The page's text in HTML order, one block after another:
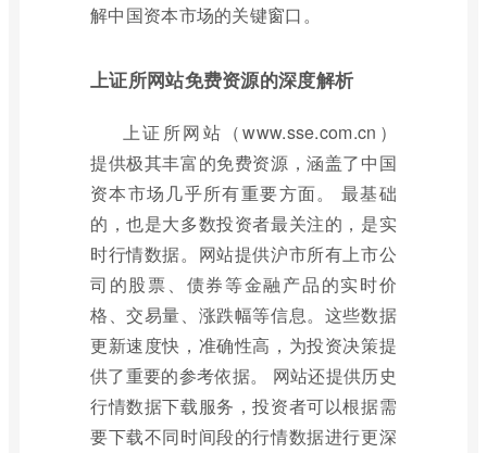
解中国资本市场的关键窗口。
上证所网站免费资源的深度解析
上证所网站（www.sse.com.cn）
提供极其丰富的免费资源，涵盖了中国
资本市场几乎所有重要方面。 最基础
的，也是大多数投资者最关注的，是实
时行情数据。网站提供沪市所有上市公
司的股票、债券等金融产品的实时价
格、交易量、涨跌幅等信息。这些数据
更新速度快，准确性高，为投资决策提
供了重要的参考依据。 网站还提供历史
行情数据下载服务，投资者可以根据需
要下载不同时间段的行情数据进行更深